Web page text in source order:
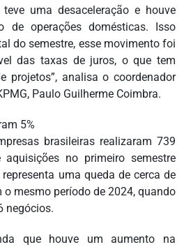
uma desaceleração e houve
de operações domésticas. Isso
do semestre, esse movimento foi
das taxas de juros, o que tem
projetos”, analisa o coordenador
Paulo Guilherme Coimbra.
5%
brasileiras realizaram 739
no primeiro semestre
uma queda de cerca de
o mesmo período de 2024, quando
negócios.
que houve um aumento na